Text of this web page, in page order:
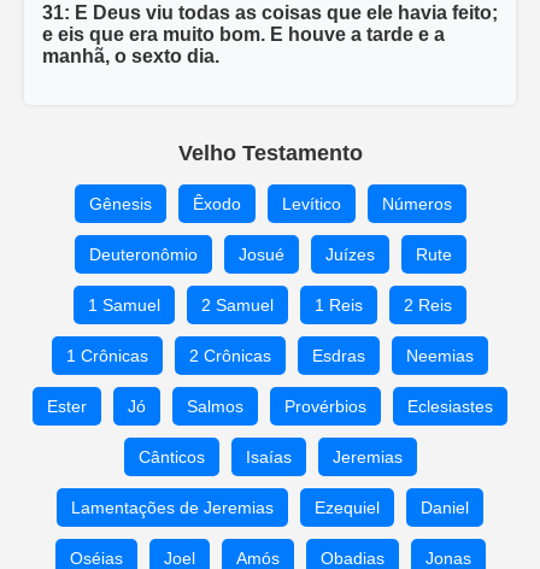
31: E Deus viu todas as coisas que ele havia feito;
e eis que era muito bom. E houve a tarde e a
manhã, o sexto dia.
Velho Testamento
Gênesis Êxodo Levítico Números
Deuteronômio Josué Juízes Rute
1 Samuel 2 Samuel 1 Reis 2 Reis
1 Crônicas 2 Crônicas Esdras Neemias
Ester Jó Salmos Provérbios Eclesiastes
Cânticos Isaías Jeremias
Lamentações de Jeremias Ezequiel Daniel
Oséias Joel Amós Obadias Jonas